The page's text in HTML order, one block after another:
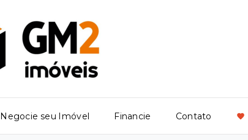
Negocie seu Imóvel Financie Contato